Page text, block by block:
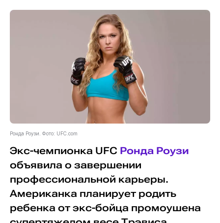
Ронда Роузи. Фото: UFC.com
Экс-чемпионка UFC Ронда Роузи
объявила о завершении
профессиональной карьеры.
Американка планирует родить
ребенка от экс-бойца промоушена